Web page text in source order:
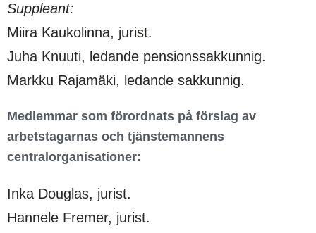
Suppleant:
Miira Kaukolinna, jurist.
Juha Knuuti, ledande pensionssakkunnig.
Markku Rajamäki, ledande sakkunnig.
Medlemmar som förordnats på förslag av
arbetstagarnas och tjänstemannens
centralorganisationer:
Inka Douglas, jurist.
Hannele Fremer, jurist.